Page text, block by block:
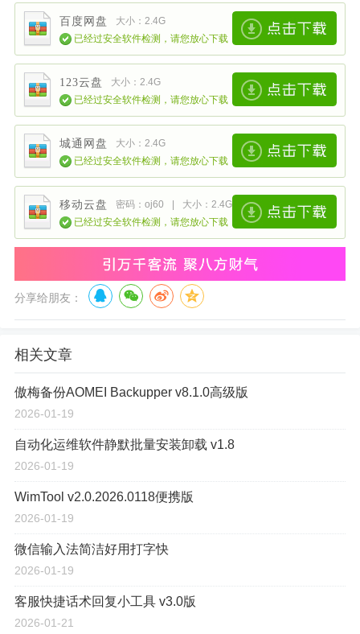
百度网盘
大小：2.4G
已经过安全软件检测，请您放心下载
123云盘
大小：2.4G
已经过安全软件检测，请您放心下载
城通网盘
大小：2.4G
已经过安全软件检测，请您放心下载
移动云盘 密码：oj60
大小：2.4G
已经过安全软件检测，请您放心下载
分享给朋友：
相关文章
傲梅备份AOMEI Backupper v8.1.0高级版
2026-01-19
自动化运维软件静默批量安装卸载 v1.8
2026-01-19
WimTool v2.0.2026.0118便携版
2026-01-19
微信输入法简洁好用打字快
2026-01-19
客服快捷话术回复小工具 v3.0版
2026-01-21